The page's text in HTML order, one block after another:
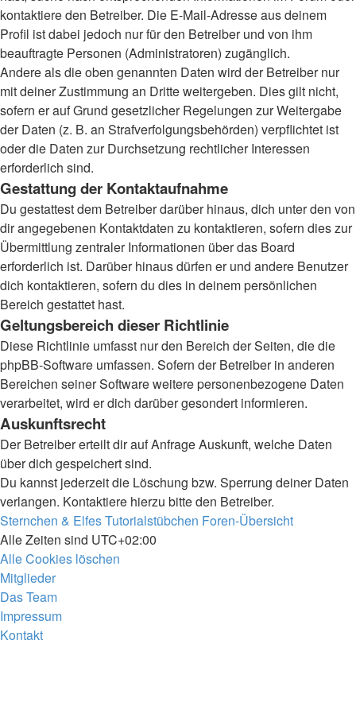
kontaktiere den Betreiber. Die E-Mail-Adresse aus deinem
Profil ist dabei jedoch nur für den Betreiber und von ihm
beauftragte Personen (Administratoren) zugänglich.
Andere als die oben genannten Daten wird der Betreiber nur
mit deiner Zustimmung an Dritte weitergeben. Dies gilt nicht,
sofern er auf Grund gesetzlicher Regelungen zur Weitergabe
der Daten (z. B. an Strafverfolgungsbehörden) verpflichtet ist
oder die Daten zur Durchsetzung rechtlicher Interessen
erforderlich sind.
Gestattung der Kontaktaufnahme
Du gestattest dem Betreiber darüber hinaus, dich unter den von
dir angegebenen Kontaktdaten zu kontaktieren, sofern dies zur
Übermittlung zentraler Informationen über das Board
erforderlich ist. Darüber hinaus dürfen er und andere Benutzer
dich kontaktieren, sofern du dies in deinem persönlichen
Bereich gestattet hast.
Geltungsbereich dieser Richtlinie
Diese Richtlinie umfasst nur den Bereich der Seiten, die die
phpBB-Software umfassen. Sofern der Betreiber in anderen
Bereichen seiner Software weitere personenbezogene Daten
verarbeitet, wird er dich darüber gesondert informieren.
Auskunftsrecht
Der Betreiber erteilt dir auf Anfrage Auskunft, welche Daten
über dich gespeichert sind.
Du kannst jederzeit die Löschung bzw. Sperrung deiner Daten
verlangen. Kontaktiere hierzu bitte den Betreiber.
Sternchen & Elfes Tutorialstübchen Foren-Übersicht
Alle Zeiten sind UTC+02:00
Alle Cookies löschen
Mitglieder
Das Team
Impressum
Kontakt